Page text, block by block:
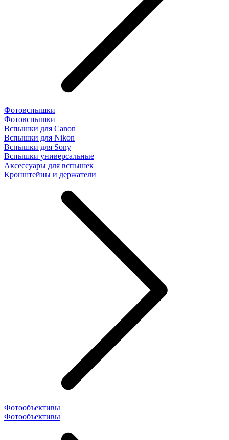
Фотовспышки
Фотовспышки
Вспышки для Canon
Вспышки для Nikon
Вспышки для Sony
Вспышки универсальные
Аксесcуары для вспышек
Кронштейны и держатели
Фотообъективы
Фотообъективы